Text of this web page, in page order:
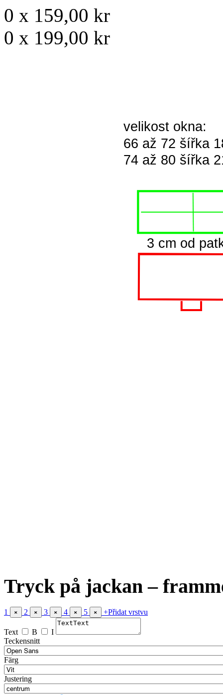
0 x 159,00 kr
0 x 199,00 kr
3 cm od
velikost okna:
66 až 72 šířka
74 až 80 šířka
Tryck på jackan –
1 × 2 × 3 × 4 × 5 × +Přidat vrstvu
Text B
I
Teckensnitt
Färg
Justering